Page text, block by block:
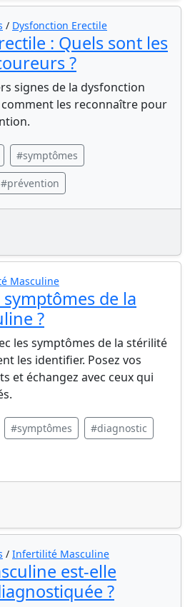
/ Dysfonction Erectile
: Quels sont les
?
signes de la dysfonction
les reconnaître pour
#symptômes
#prévention
Masculine
de la
?
les symptômes de la stérilité
les identifier. Posez vos
et échangez avec ceux qui
#symptômes #diagnostic
/ Infertilité Masculine
est-elle
?